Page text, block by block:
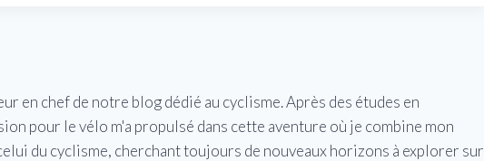
en chef de notre blog dédié au cyclisme. Après des études en
pour le vélo m'a propulsé dans cette aventure où je combine mon
du cyclisme, cherchant toujours de nouveaux horizons à explorer sur